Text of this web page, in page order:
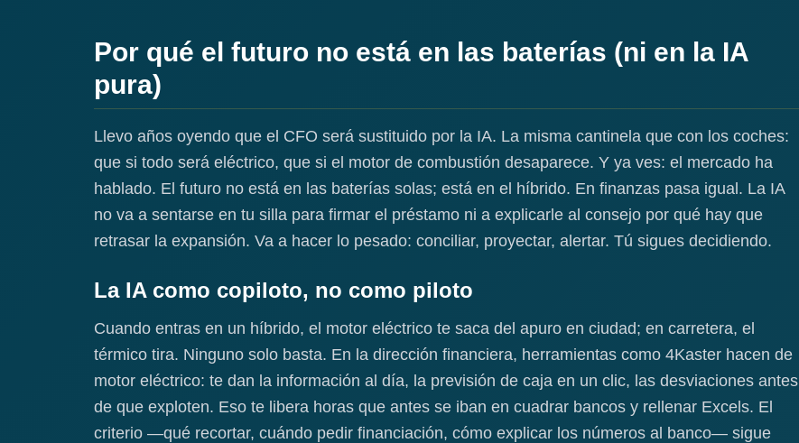
Por qué el futuro no está en las baterías (ni en la IA
pura)
Llevo años oyendo que el CFO será sustituido por la IA. La misma cantinela que con los coches:
que si todo será eléctrico, que si el motor de combustión desaparece. Y ya ves: el mercado ha
hablado. El futuro no está en las baterías solas; está en el híbrido. En finanzas pasa igual. La IA
no va a sentarse en tu silla para firmar el préstamo ni a explicarle al consejo por qué hay que
retrasar la expansión. Va a hacer lo pesado: conciliar, proyectar, alertar. Tú sigues decidiendo.
La IA como copiloto, no como piloto
Cuando entras en un híbrido, el motor eléctrico te saca del apuro en ciudad; en carretera, el
térmico tira. Ninguno solo basta. En la dirección financiera, herramientas como 4Kaster hacen de
motor eléctrico: te dan la información al día, la previsión de caja en un clic, las desviaciones antes
de que exploten. Eso te libera horas que antes se iban en cuadrar bancos y rellenar Excels. El
criterio —qué recortar, cuándo pedir financiación, cómo explicar los números al banco— sigue